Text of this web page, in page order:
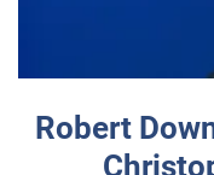
Robert